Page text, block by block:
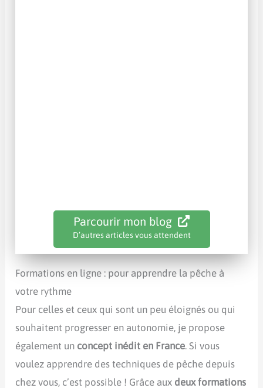
Parcourir mon blog
D’autres articles vous attendent
Formations en ligne : pour apprendre la pêche à
votre rythme
Pour celles et ceux qui sont un peu éloignés ou qui
souhaitent progresser en autonomie, je propose
également un concept inédit en France. Si vous
voulez apprendre des techniques de pêche depuis
chez vous, c’est possible ! Grâce aux deux formations